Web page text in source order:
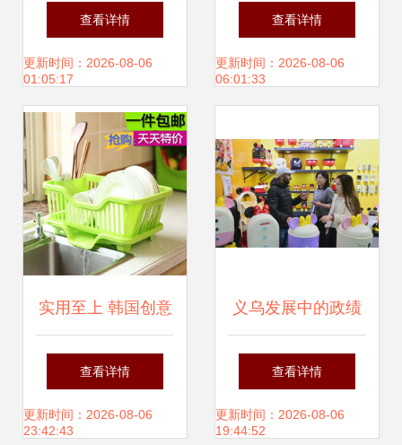
暨1688源头新厂货
商人节开幕 发挥湾
区优势引领行业发
展
查看详情
更新时间：2026-08-06
01:05:17
套、三件套及床上
用品套装——厂家
用百货选择
查看详情
更新时间：2026-08-06
06:01:33
实用至上 韩国创意
厨房收纳小百货，
点缀现代家庭日常
查看详情
更新时间：2026-08-06
23:42:43
义乌发展中的政绩
观转变 从小商品到
大市场的合作篇章
查看详情
更新时间：2026-08-06
19:44:52